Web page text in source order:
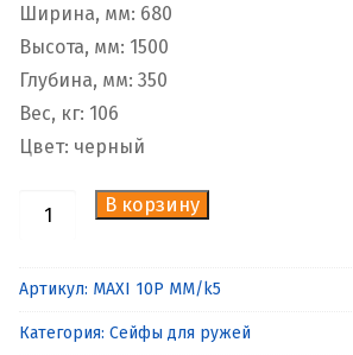
Ширина, мм: 680
Высота, мм: 1500
Глубина, мм: 350
Вес, кг: 106
Цвет: черный
Количество
оружейный
Safetronics
В корзину
Артикул: MAXI 10P MM/k5
Категория: Сейфы для ружей